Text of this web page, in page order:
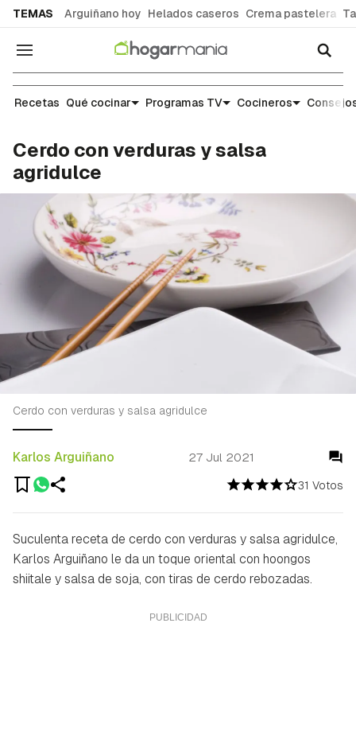
TEMAS Arguiñano hoy Helados caseros Crema pastelera
Navegación
Recetas
Recetas Qué cocinar Programas TV Cocineros
Cerdo con verduras y salsa
agridulce
31 Votos
Karlos Arguiñano 27 Jul 2021
Cerdo con verduras y salsa agridulce
Suculenta receta de cerdo con verduras y salsa agridulce,
Karlos Arguiñano le da un toque oriental con hoongos
shiitale y salsa de soja, con tiras de cerdo rebozadas.